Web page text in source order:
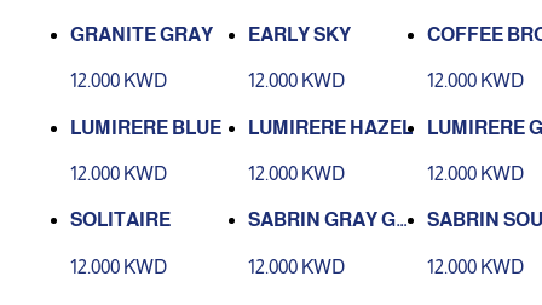
GRANITE GRAY
12.000 KWD
EARLY SKY
12.000 KWD
COFFEE
12.000 KWD
LUMIRERE BLUE
12.000 KWD
LUMIRERE HAZEL
12.000 KWD
LUMIRERE
12.000 KWD
SOLITAIRE
12.000 KWD
SABRIN GRAY GR
12.000 KWD
SABRIN
12.000 KWD